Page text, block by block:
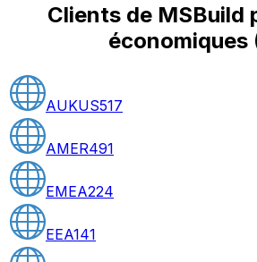
Clients de MSBuild
économiques
AUKUS517
AMER491
EMEA224
EEA141